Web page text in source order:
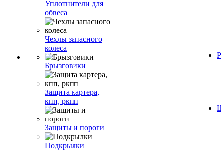
Уплотнители для
обвеса
Чехлы запасного
колеса
Брызговики
Защита картера,
кпп, ркпп
Защиты и пороги
Подкрылки